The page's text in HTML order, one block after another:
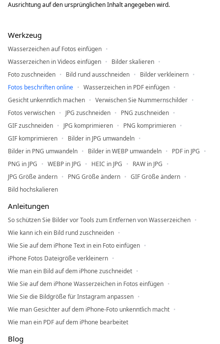
Ausrichtung auf den ursprünglichen Inhalt angegeben wird.
Werkzeug
Wasserzeichen auf Fotos einfügen
Wasserzeichen in Videos einfügen
Bilder skalieren
Foto zuschneiden
Bild rund ausschneiden
Bilder verkleinern
Fotos beschriften online
Wasserzeichen in PDF einfügen
Gesicht unkenntlich machen
Verwischen Sie Nummernschilder
Fotos verwischen
JPG zuschneiden
PNG zuschneiden
GIF zuschneiden
JPG komprimieren
PNG komprimieren
GIF komprimieren
Bilder in JPG umwandeln
Bilder in PNG umwandeln
Bilder in WEBP umwandeln
PDF in JPG
PNG in JPG
WEBP in JPG HEIC in JPG
RAW in JPG
JPG Größe ändern
PNG Größe ändern
GIF Größe ändern
Bild hochskalieren
Anleitungen
So schützen Sie Bilder vor Tools zum Entfernen von Wasserzeichen
Wie kann ich ein Bild rund zuschneiden
Wie Sie auf dem iPhone Text in ein Foto einfügen
iPhone Fotos Dateigröße verkleinern
Wie man ein Bild auf dem iPhone zuschneidet
Wie Sie auf dem iPhone Wasserzeichen in Fotos einfügen
Wie Sie die Bildgröße für Instagram anpassen
Wie man Gesichter auf dem iPhone-Foto unkenntlich macht
Wie man ein PDF auf dem iPhone bearbeitet
Blog